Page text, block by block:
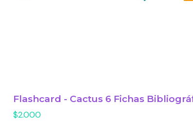
Flashcard - Cactus 6 Fichas
$2.000